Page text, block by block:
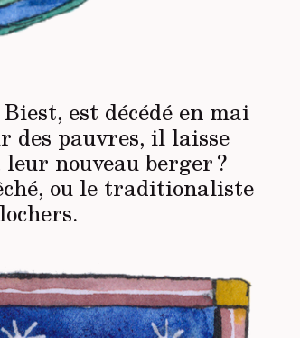
est décédé en mai
des pauvres, il laisse
nouveau berger ?
ou le traditionaliste